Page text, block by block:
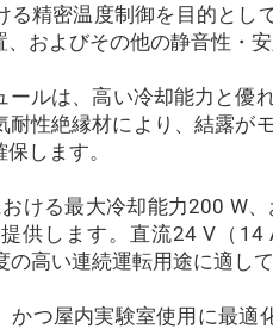
精密温度制御を目的とし
およびその他の静音性・
ールは、高い冷却能力と優
耐性絶縁材により、結露が
します。
ける最大冷却能力200 W
供します。直流24 V（
高い連続運転用途に適して
かつ屋内実験室使用に最